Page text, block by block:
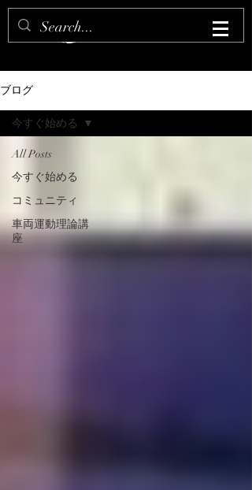
ブログ
All Posts
今すぐ始める
コミュニティ
車両運動理論講
座
今すぐ始める